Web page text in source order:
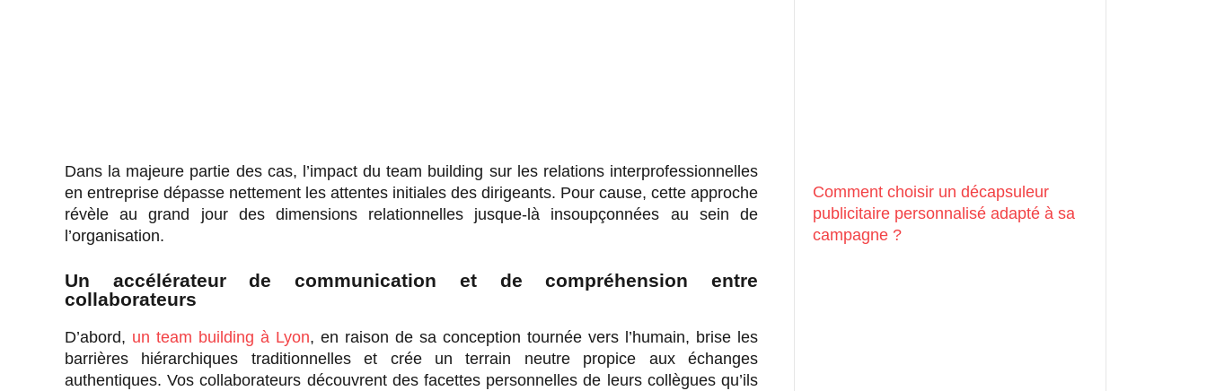
Dans la majeure partie des cas, l’impact du team building sur les relations interprofessionnelles
en entreprise dépasse nettement les attentes initiales des dirigeants. Pour cause, cette approche
révèle au grand jour des dimensions relationnelles jusque-là insoupçonnées au sein de
l’organisation.
Un accélérateur de communication et de compréhension entre
collaborateurs
D’abord, un team building à Lyon, en raison de sa conception tournée vers l’humain, brise les
barrières hiérarchiques traditionnelles et crée un terrain neutre propice aux échanges
authentiques. Vos collaborateurs découvrent des facettes personnelles de leurs collègues qu’ils
Comment choisir un décapsuleur
publicitaire personnalisé adapté à sa
campagne ?